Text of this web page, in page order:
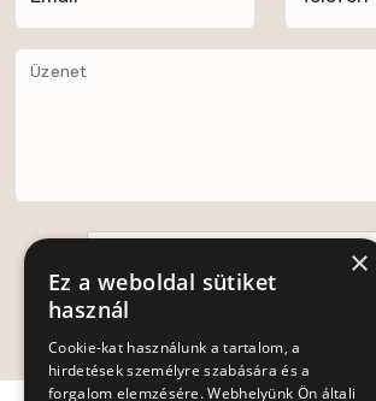
Üzenet
Küldés
×
Ez a weboldal sütiket
használ
Cookie-kat használunk a tartalom, a
hirdetések személyre szabására és a
forgalom elemzésére. Webhelyünk Ön általi